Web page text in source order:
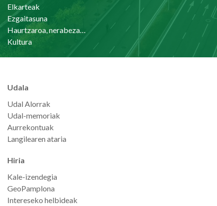
Elkarteak
Ezgaitasuna
Kultura
Udala
Udal Alorrak
Udal-memoriak
Aurrekontuak
Langilearen ataria
Hiria
Kale-izendegia
GeoPamplona
Intereseko helbideak